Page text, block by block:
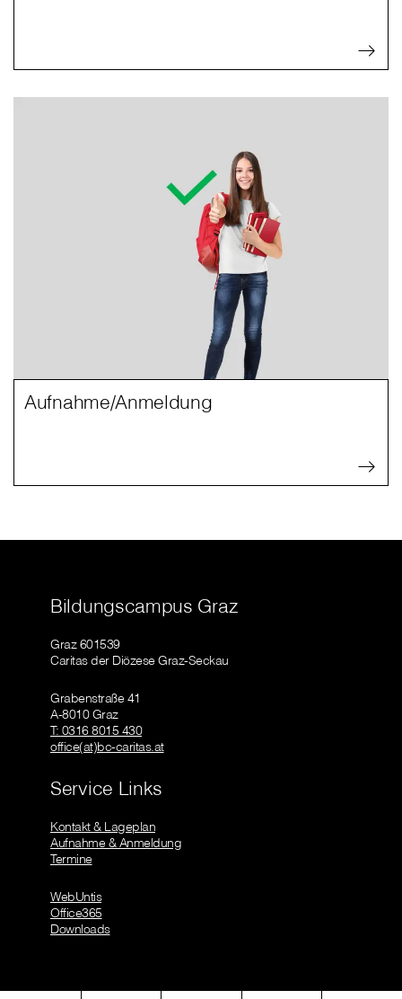
Aufnahme/Anmeldung
Bildungscampus Graz
Graz 601539
Caritas der Diözese Graz-Seckau
Grabenstraße 41
A-8010 Graz
T: 0316 8015 430
office(at)bc-caritas.at
Service Links
Kontakt & Lageplan
Aufnahme & Anmeldung
Termine
WebUntis
Office365
Downloads